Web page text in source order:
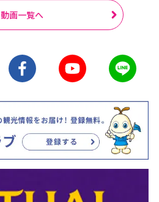
動画一覧へ